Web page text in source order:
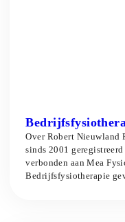
Over Robert Nieuwland
sinds 2001
verbonden aan Mea
Bedrijfsfysiotherapie